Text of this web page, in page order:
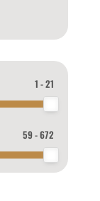
1 - 21
59 - 672